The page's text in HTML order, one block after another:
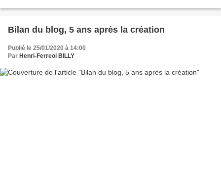
Bilan du blog, 5 ans après la création
Publié le 25/01/2020 à 14:00
Par Henri-Ferreol BILLY